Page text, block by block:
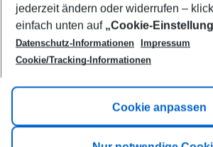
Footer
Footer navigation
Title A
Link A
jederzeit ändern oder widerrufen –
einfach unten auf „Cookie-
Datenschutz-Informationen
Impressum
Cookie/Tracking-Informationen
Cookie anpassen